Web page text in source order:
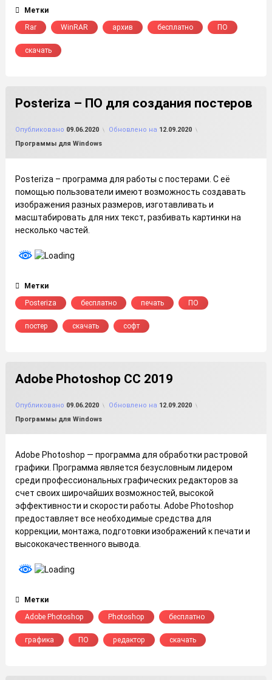
Метки
Rar
WinRAR архив бесплатно ПО
скачать
Posteriza – ПО для создания постеров
Опубликовано 09.06.2020 Обновлено на 12.09.2020
Рубрики:
Программы для Windows
Posteriza – программа для работы с постерами. С её
помощью пользователи имеют возможность создавать
изображения разных размеров, изготавливать и
масштабировать для них текст, разбивать картинки на
несколько частей.
Метки
Posteriza
бесплатно печать ПО
постер скачать софт
Adobe Photoshop CC 2019
Опубликовано 09.06.2020 Обновлено на 12.09.2020
Рубрики:
Программы для Windows
Adobe Photoshop — программа для обработки растровой
графики. Программа является безусловным лидером
среди профессиональных графических редакторов за
счет своих широчайших возможностей, высокой
эффективности и скорости работы. Adobe Photoshop
предоставляет все необходимые средства для
коррекции, монтажа, подготовки изображений к печати и
высококачественного вывода.
Метки
Adobe Photoshop
Photoshop бесплатно
графика ПО редактор скачать